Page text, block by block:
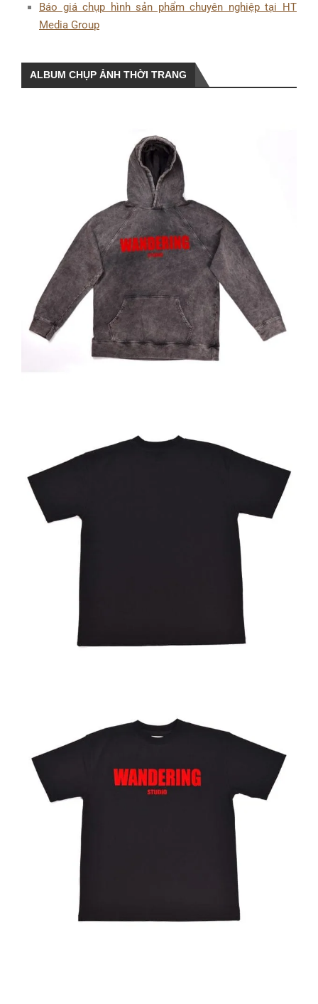
Báo giá chụp hình sản phẩm chuyên nghiệp tại HT
Media Group
ALBUM CHỤP ẢNH THỜI TRANG